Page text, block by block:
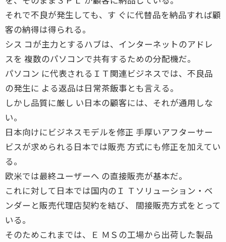
それで不良が発生しても、す ぐに代替品を納品すれば顧
客の納得は得られる。
シス コが主力とするハブは、インターネットのアドレ
スを 複数のパソコンで共有するための分配機だ。
パソコン に代表されるＩＴ関連ビジネスでは、不良品
の発生に よる返品は日常茶飯事とも言える。
しかし品質に厳し い日本の顧客には、それが通用しな
い。
日本向けにビジネスモデルを修正 手厚いアフターサー
ビスが求められる日本では販売 方式にも修正を加えてい
る。
欧米では最終ユーザーへ の直接販売が基本だ。
これに対して日本では国内のＩ Ｔソリューション・ベ
ンダーと販売代理店契約を結び、 間接販売方式をとって
いる。
そのためこれまでは、Ｅ ＭＳの工場から出荷した製品